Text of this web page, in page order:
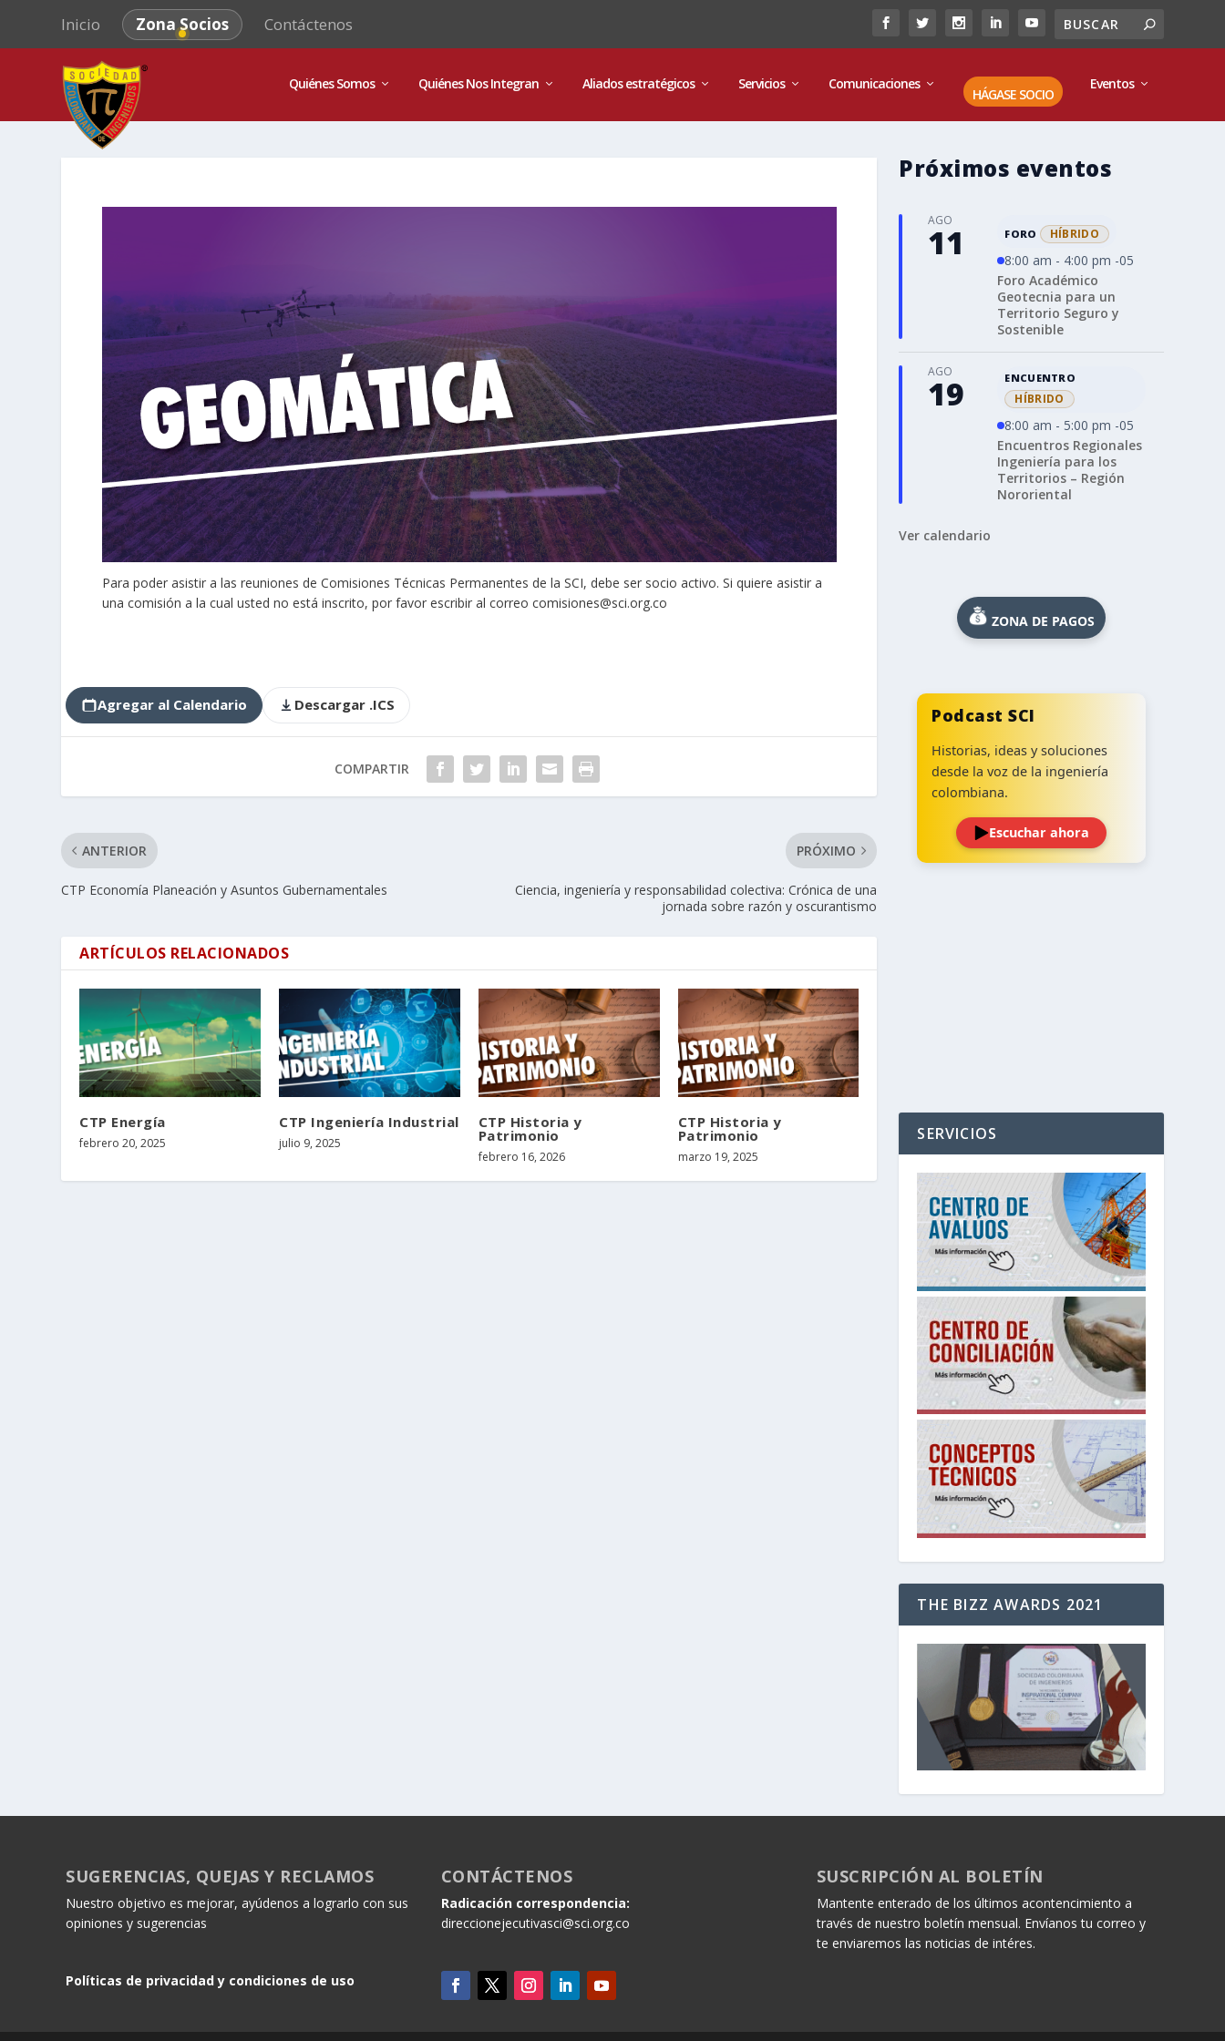
Inicio Zona Socios Contáctenos
Quiénes Somos Quiénes Nos Integran Aliados estratégicos Servicios Comunicaciones
HÁGASE SOCIO
Eventos
Para poder asistir a las reuniones de Comisiones Técnicas Permanentes de la SCI, debe ser socio activo. Si quiere asistir a
una comisión a la cual usted no está inscrito, por favor escribir al correo comisiones@sci.org.co
Agregar al Calendario Descargar .ICS
COMPARTIR
ANTERIOR
CTP Economía Planeación y Asuntos Gubernamentales
PRÓXIMO
Ciencia, ingeniería y responsabilidad colectiva: Crónica de una
jornada sobre razón y oscurantismo
ARTÍCULOS RELACIONADOS
CTP Energía
febrero 20, 2025
CTP Ingeniería Industrial
julio 9, 2025
CTP Historia y
Patrimonio
febrero 16, 2026
CTP Historia y
Patrimonio
marzo 19, 2025
Próximos eventos
AGO
11 FORO HÍBRIDO
8:00 am - 4:00 pm -05
Foro Académico
Geotecnia para un
Territorio Seguro y
Sostenible
AGO
19 ENCUENTRO
HÍBRIDO
8:00 am - 5:00 pm -05
Encuentros Regionales
Ingeniería para los
Territorios – Región
Nororiental
Ver calendario
ZONA DE PAGOS
Podcast SCI
Historias, ideas y soluciones
desde la voz de la ingeniería
colombiana.
Escuchar ahora
SERVICIOS
THE BIZZ AWARDS 2021
SUGERENCIAS, QUEJAS Y RECLAMOS
Nuestro objetivo es mejorar, ayúdenos a lograrlo con sus
opiniones y sugerencias
Políticas de privacidad y condiciones de uso
CONTÁCTENOS
Radicación correspondencia:
direccionejecutivasci@sci.org.co
SUSCRIPCIÓN AL BOLETÍN
Mantente enterado de los últimos acontencimiento a
través de nuestro boletín mensual. Envíanos tu correo y
te enviaremos las noticias de intéres.